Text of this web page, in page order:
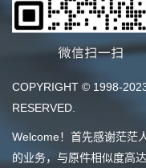
COPYRIGHT © 1998-
RESERVED.
Welcome！首先感谢茫茫
的业务，与原件相似度高